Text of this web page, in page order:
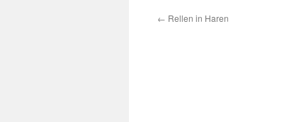
← Rellen in Haren